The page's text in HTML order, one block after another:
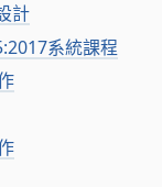
計
系統課程